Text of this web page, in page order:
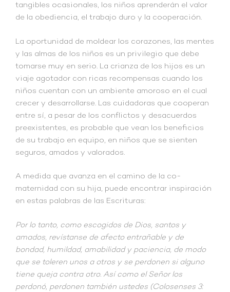
tangibles ocasionales, los niños aprenderán el valor
de la obediencia, el trabajo duro y la cooperación.
La oportunidad de moldear los corazones, las mentes
y las almas de los niños es un privilegio que debe
tomarse muy en serio. La crianza de los hijos es un
viaje agotador con ricas recompensas cuando los
niños cuentan con un ambiente amoroso en el cual
crecer y desarrollarse. Las cuidadoras que cooperan
entre sí, a pesar de los conflictos y desacuerdos
preexistentes, es probable que vean los beneficios
de su trabajo en equipo, en niños que se sienten
seguros, amados y valorados.
A medida que avanza en el camino de la co-
maternidad con su hija, puede encontrar inspiración
en estas palabras de las Escrituras:
Por lo tanto, como escogidos de Dios, santos y
amados, revístanse de afecto entrañable y de
bondad, humildad, amabilidad y paciencia, de modo
que se toleren unos a otros y se perdonen si alguno
tiene queja contra otro. Así como el Señor los
perdonó, perdonen también ustedes (Colosenses 3: